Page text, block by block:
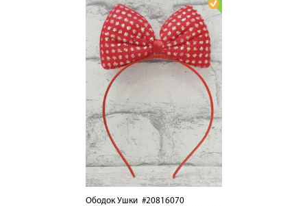
Ободок Ушки#20816070